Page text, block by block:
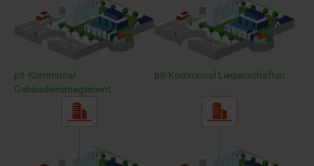
pit-Kommunal
Gebäudemanagement
pit-Kommunal Liegenschaften